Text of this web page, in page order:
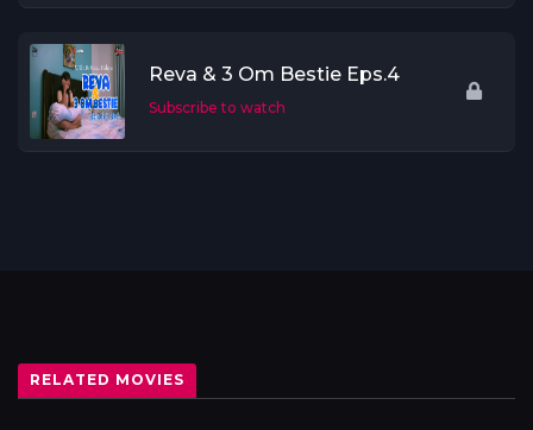
Reva & 3 Om Bestie Eps.4
Subscribe to watch
RELATED MOVIES